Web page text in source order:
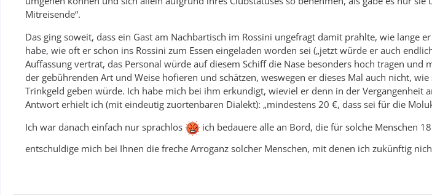
Mitreisende“.
Das ging soweit, dass ein Gast am Nachbartisch im Rossini ungefragt damit prahlte, wie lange
habe, wie oft er schon ins Rossini zum Essen eingeladen worden sei („jetzt würde er auch
Auffassung vertrat, das Personal würde auf diesem Schiff die Nase besonders hoch tragen und
der gebührenden Art und Weise hofieren und schätzen, weswegen er dieses Mal auch nicht,
Trinkgeld geben würde. Ich habe mich bei ihm erkundigt, wieviel er denn in der Vergangenheit
Antwort erhielt ich (mit eindeutig zuortenbaren Dialekt): „mindestens 20 €, dass sei für die
Ich war danach einfach nur sprachlos
ich bedauere alle an Bord, die für solche Menschen
entschuldige mich bei Ihnen die freche Arroganz solcher Menschen, mit denen ich zukünftig